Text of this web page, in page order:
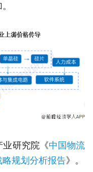
业研究院《中国物流
规划分析报告》。